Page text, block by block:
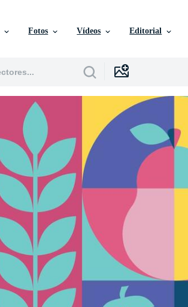
Fotos Vídeos Editorial